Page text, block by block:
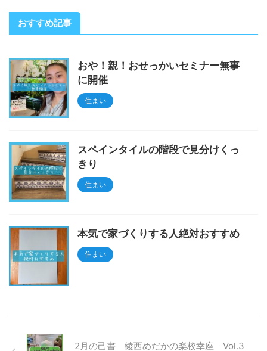
おすすめ記事
おや！親！おせっかいセミナー無事
に開催
住まい
スペインタイルの階段で見分けくっ
きり
住まい
本気で家づくりする人絶対おすすめ
住まい
2月の己書 綾西めだかの楽校幸座 Vol.3